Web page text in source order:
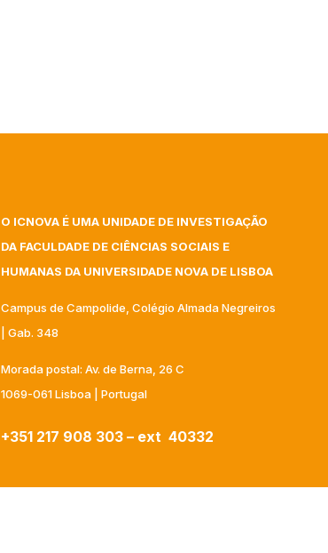
O ICNOVA É UMA UNIDADE DE INVESTIGAÇÃO
DA FACULDADE DE CIÊNCIAS SOCIAIS E
HUMANAS DA UNIVERSIDADE NOVA DE LISBOA
Campus de Campolide, Colégio Almada Negreiros
| Gab. 348
Morada postal: Av. de Berna, 26 C
1069-061 Lisboa | Portugal
+351 217 908 303 – ext 40332